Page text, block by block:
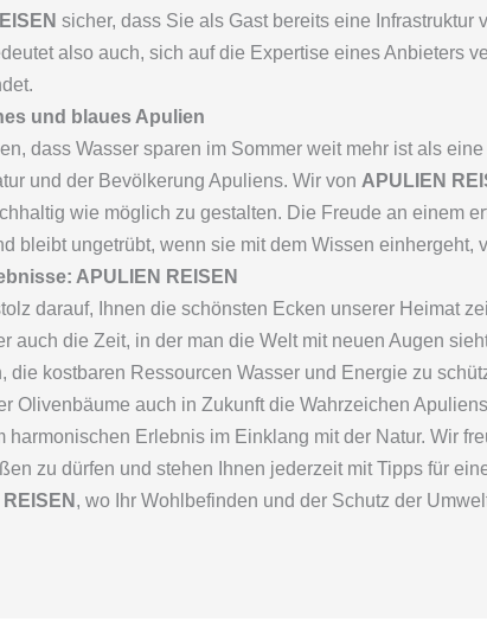
sicher, dass Sie als Gast bereits eine
also auch, sich auf die Expertise eines Anbieters
und blaues Apulien
dass Wasser sparen im Sommer weit mehr ist als
und der Bevölkerung Apuliens. Wir von APULIEN
wie möglich zu gestalten. Die Freude an einem
bleibt ungetrübt, wenn sie mit dem Wissen
APULIEN REISEN
darauf, Ihnen die schönsten Ecken unserer Heimat
auch die Zeit, in der man die Welt mit neuen Augen
die kostbaren Ressourcen Wasser und Energie zu
Olivenbäume auch in Zukunft die Wahrzeichen
harmonischen Erlebnis im Einklang mit der Natur. Wir
zu dürfen und stehen Ihnen jederzeit mit Tipps für
, wo Ihr Wohlbefinden und der Schutz der